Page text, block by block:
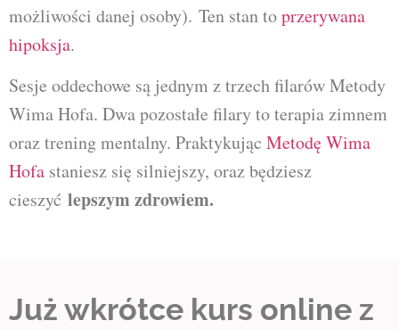
możliwości danej osoby). Ten stan toprzerywana
hipoksja.
Sesje oddechowe są jednym z trzech filarów Metody
Wima Hofa. Dwa pozostałe filary to terapia zimnem
oraz trening mentalny. Praktykując Metodę Wima
Hofa staniesz się silniejszy, oraz będziesz
cieszyć lepszym zdrowiem.
Już wkrótce kurs online z